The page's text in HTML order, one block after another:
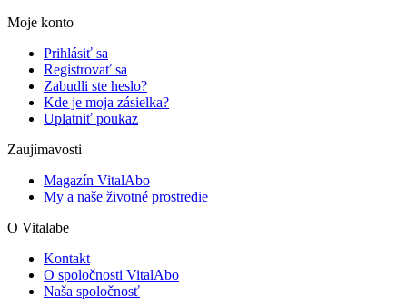
Moje konto
Prihlásiť sa
Registrovať sa
Zabudli ste heslo?
Kde je moja zásielka?
Uplatniť poukaz
Zaujímavosti
Magazín VitalAbo
My a naše životné prostredie
O Vitalabe
Kontakt
O spoločnosti VitalAbo
Naša spoločnosť